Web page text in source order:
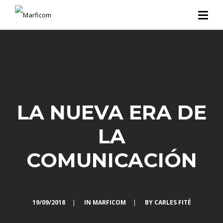
LA NUEVA ERA DE
LA
COMUNICACIÓN
19/09/2018 | IN MARFICOM | BY CARLES FITÉ